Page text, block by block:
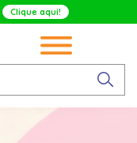
Clique aqui!